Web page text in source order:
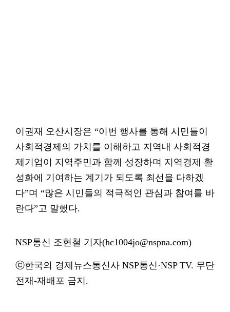
이권재 오산시장은 “이번 행사를 통해 시민들이
사회적경제의 가치를 이해하고 지역내 사회적경
제기업이 지역주민과 함께 성장하며 지역경제 활
성화에 기여하는 계기가 되도록 최선을 다하겠
다”며 “많은 시민들의 적극적인 관심과 참여를 바
란다”고 말했다.
NSP통신 조현철 기자(hc1004jo@nspna.com)
ⓒ한국의 경제뉴스통신사 NSP통신·NSP TV. 무단
전재-재배포 금지.